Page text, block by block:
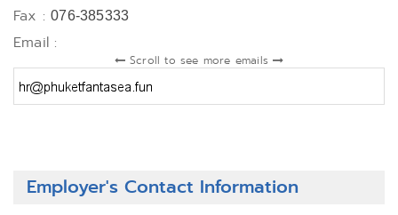
Fax :076-385333
Email :
Scroll to see more emails
Employer's Contact Information